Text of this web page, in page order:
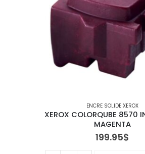
ENCRE SOLIDE XEROX
XEROX COLORQUBE 8570
MAGENTA
199.95$